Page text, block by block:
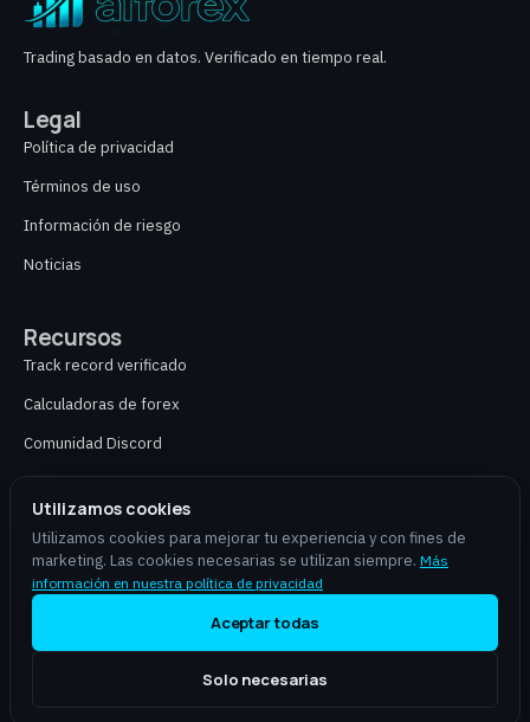
Utilizamos cookies
Utilizamos cookies para mejorar tu experiencia y con fines de
marketing. Las cookies necesarias se utilizan siempre. Más
información en nuestra política de privacidad
Solo necesarias
Aceptar todas
Trading basado en datos. Verificado en tiempo real.
Legal
Política de privacidad
Términos de uso
Información de riesgo
Noticias
Recursos
Track record verificado
Calculadoras de forex
Comunidad Discord
Contacto
aiforex.online es un socio independiente y no ofrece asesoramiento financiero,
gestión de cartera ni servicios de corretaje. El trading de CFD y divisas implica un
alto riesgo de pérdida de capital y no es adecuado para todos los inversores. Los